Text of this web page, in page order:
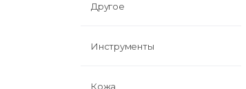
Другое
Инструменты
Кожа